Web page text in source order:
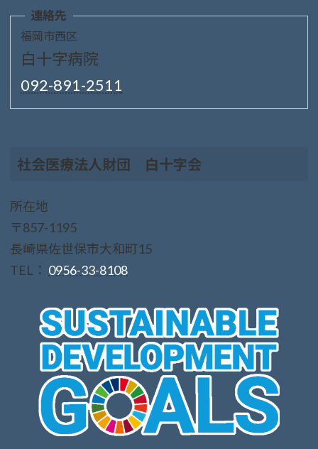
連絡先
福岡市西区
白十字病院
092-891-2511
社会医療法人財団 白十字会
所在地
〒857-1195
長崎県佐世保市大和町15
TEL： 0956-33-8108